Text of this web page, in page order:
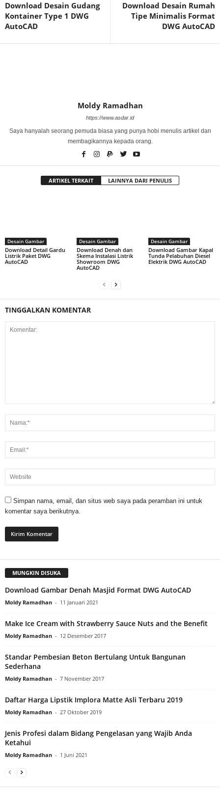
Download Desain Gudang
Kontainer Type 1 DWG
AutoCAD
Download Desain Rumah
Tipe Minimalis Format
DWG AutoCAD
Moldy Ramadhan
https://www.asdar.id
Saya hanyalah seorang pemuda biasa yang punya hobi menulis artikel dan
membagikannya kepada orang.
ARTIKEL TERKAIT LAINNYA DARI PENULIS
Desain Gambar
Download Detail Gardu
Listrik Paket DWG
AutoCAD
Desain Gambar
Download Denah dan
Skema Instalasi Listrik
Showroom DWG
AutoCAD
Desain Gambar
Download Gambar Kapal
Tunda Pelabuhan Diesel
Elektrik DWG AutoCAD
TINGGALKAN KOMENTAR
Simpan nama, email, dan situs web saya pada peramban ini untuk
komentar saya berikutnya.
MUNGKIN DISUKA
Download Gambar Denah Masjid Format DWG AutoCAD
Moldy Ramadhan - 11 Januari 2021
Make Ice Cream with Strawberry Sauce Nuts and the Benefit
Moldy Ramadhan - 12 Desember 2017
Standar Pembesian Beton Bertulang Untuk Bangunan
Sederhana
Moldy Ramadhan - 7 November 2017
Daftar Harga Lipstik Implora Matte Asli Terbaru 2019
Moldy Ramadhan - 27 Oktober 2019
Jenis Profesi dalam Bidang Pengelasan yang Wajib Anda
Ketahui
Moldy Ramadhan - 1 Juni 2021